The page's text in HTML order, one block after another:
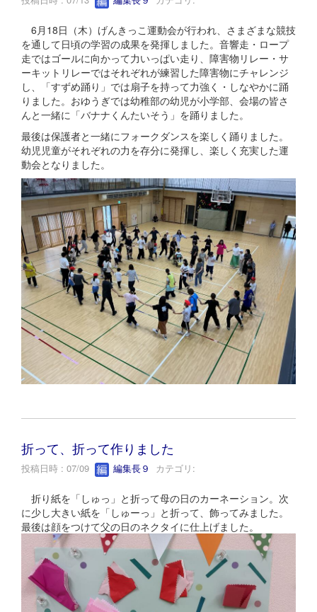
6月18日（木）げんきっこ運動会が行われ、さまざまな競技
を通して日頃の学習の成果を発揮しました。音響走・ロープ
走ではゴールに向かって力いっぱい走り、障害物リレー・サ
ーキットリレーではそれぞれが練習した障害物にチャレンジ
し、「すずめ踊り」では扇子を持って力強く・しなやかに踊
りました。おゆうぎでは幼稚部の幼児が小学部、会場の皆さ
んと一緒に「バナナくんたいそう」を踊りました。
最後は保護者と一緒にフォークダンスを楽しく踊りました。
幼児児童がそれぞれの力を存分に発揮し、楽しく充実した運
動会となりました。
折って、折って作りました
投稿日時 : 07/09 編集長９ カテゴリ:
折り紙を「しゅっ」と折って母の日のカーネーション。次
に少し大きい紙を「しゅーっ」と折って、飾ってみました。
最後は顔をつけて父の日のネクタイに仕上げました。